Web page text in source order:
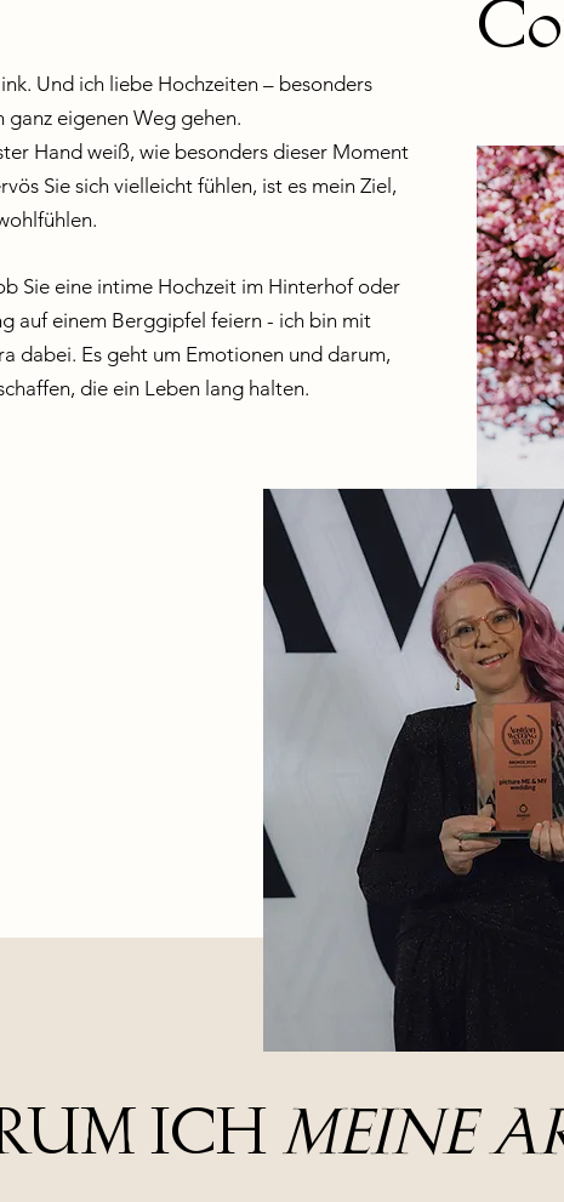
Und ich liebe Hochzeiten – besonders
ganz eigenen Weg gehen.
Hand weiß, wie besonders dieser Moment
Sie sich vielleicht fühlen, ist es mein Ziel,
Sie eine intime Hochzeit im Hinterhof oder
auf einem Berggipfel feiern - ich bin mit
dabei. Es geht um Emotionen und darum,
die ein Leben lang halten.
ICH MEINE